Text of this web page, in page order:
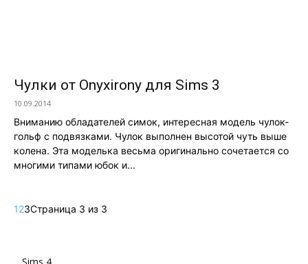
Чулки от Onyxirony для Sims 3
10.09.2014
Вниманию обладателей симок, интересная модель чулок-
гольф с подвязками. Чулок выполнен высотой чуть выше
колена. Эта моделька весьма оригинально сочетается со
многими типами юбок и...
123Страница 3 из 3